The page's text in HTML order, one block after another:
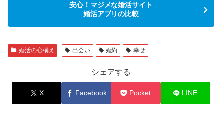
安心！マジメな婚活サイト
婚活アプリの比較
婚活の心構え 出会い 婚約 幸せ
シェアする
X Facebook Pocket LINE